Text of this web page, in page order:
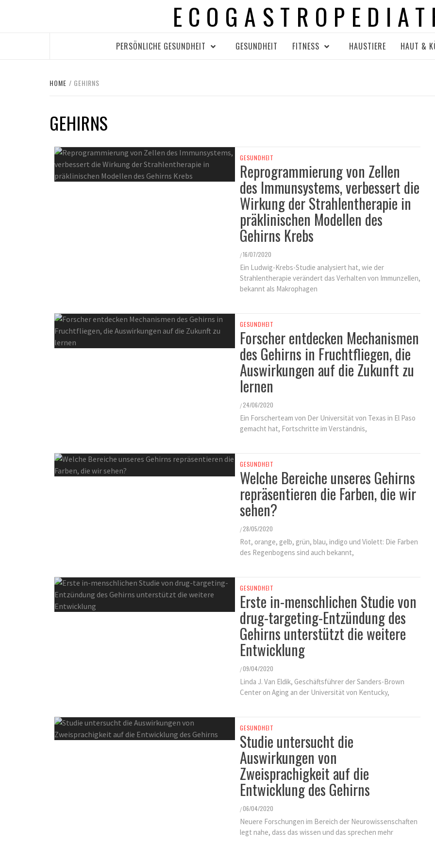
PERSÖNLICHE GESUNDHEIT GESUNDHEIT FITNESS HAUSTIERE HAUT &
HOME GEHIRNS
GEHIRNS
GESUNDHEIT
Reprogrammierung von Zellen
des Immunsystems, verbessert die
Wirkung der Strahlentherapie in
präklinischen Modellen des
Gehirns Krebs
/16/07/2020
Ein Ludwig-Krebs-Studie analysiert hat, wie der
Strahlentherapie verändert das Verhalten von Immunzellen,
bekannt als Makrophagen
GESUNDHEIT
Forscher entdecken Mechanismen
des Gehirns in Fruchtfliegen, die
Auswirkungen auf die Zukunft zu
lernen
/ 24/06/2020
Ein Forscherteam von Der Universität von Texas in El Paso
gemacht hat, Fortschritte im Verständnis,
GESUNDHEIT
Welche Bereiche unseres Gehirns
repräsentieren die Farben, die wir
sehen?
/ 28/05/2020
Rot, orange, gelb, grün, blau, indigo und Violett: Die Farben
des Regenbogens sind auch bekannt,
GESUNDHEIT
Erste in-menschlichen Studie von
drug-targeting-Entzündung des
Gehirns unterstützt die weitere
Entwicklung
/09/04/2020
Linda J. Van Eldik, Geschäftsführer der Sanders-Brown
Center on Aging an der Universität von Kentucky,
GESUNDHEIT
Studie untersucht die
Auswirkungen von
Zweisprachigkeit auf die
Entwicklung des Gehirns
/06/04/2020
Neuere Forschungen im Bereich der Neurowissenschaften
legt nahe, dass das wissen und das sprechen mehr
KINDER GESUNDHEIT
/ 25/11/2021